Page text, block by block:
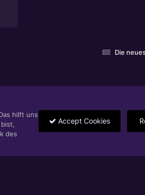
Die
hilft uns
des
Accept Cookies